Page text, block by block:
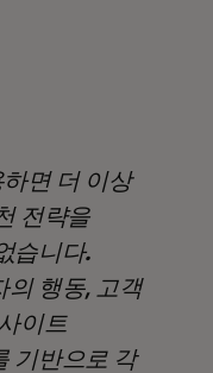
면 더 이상
전략을
습니다.
의 행동, 고객
이트
기반으로 각